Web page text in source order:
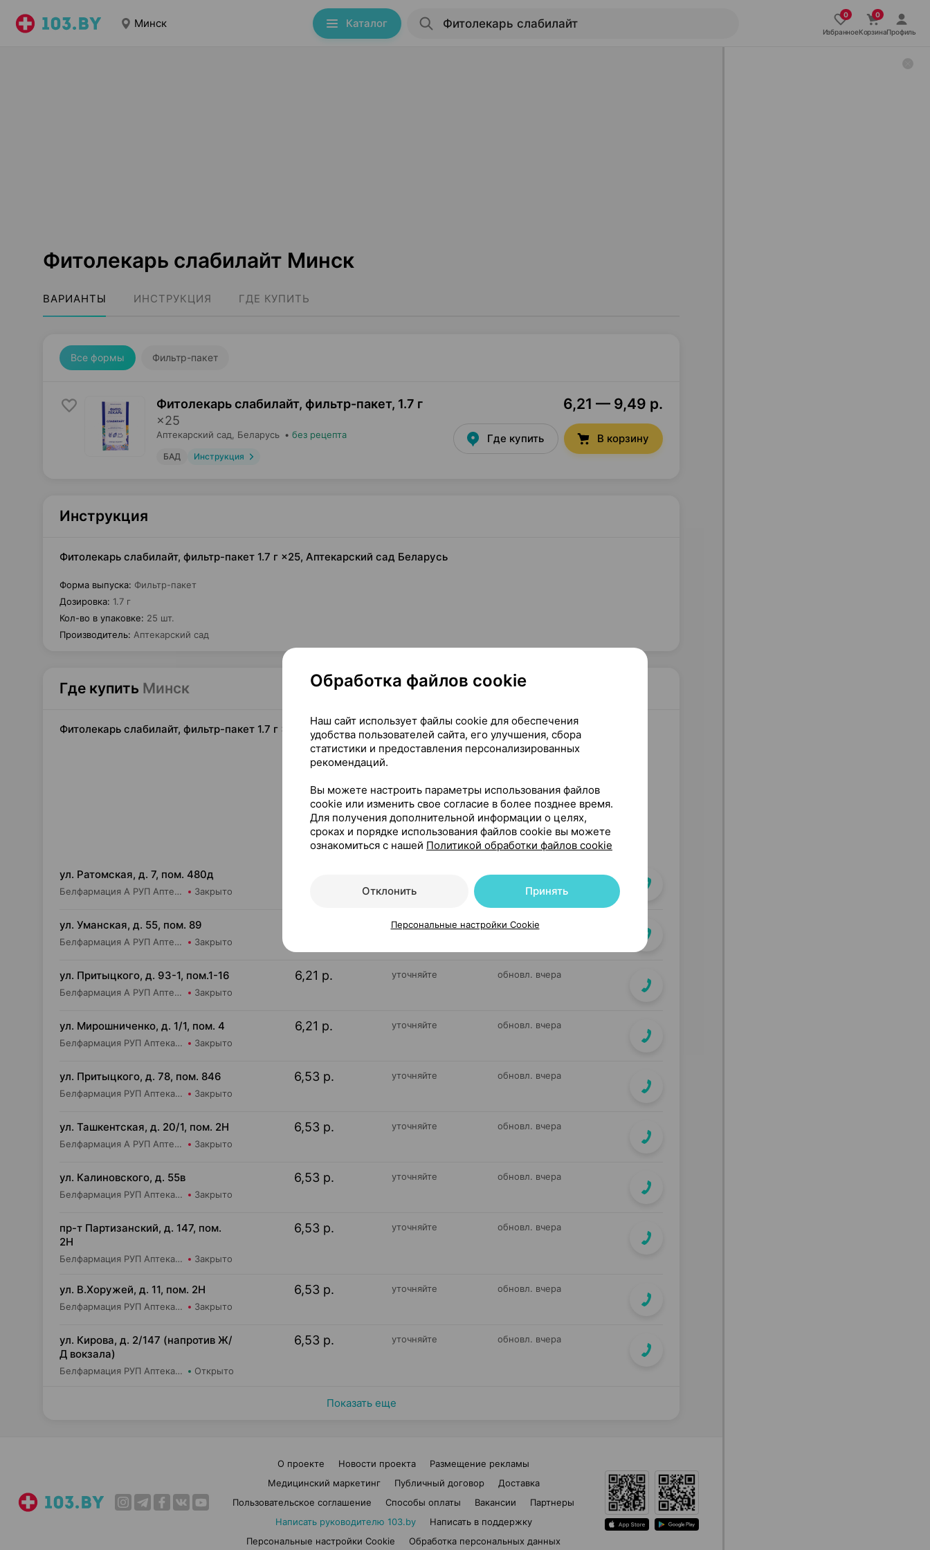
Минск Каталог
ИзбранноеКорзинаПрофиль
Фитолекарь слабилайт Минск
ВАРИАНТЫ ИНСТРУКЦИЯ ГДЕ КУПИТЬ
Все формы Фильтр-пакет
Фитолекарь слабилайт, фильтр-пакет, 1.7 г
×25
Аптекарский сад , Беларусь • без рецепта
БАД Инструкция
6,21 — 9,49 р.
Где купить В корзину
Инструкция
Фитолекарь слабилайт, фильтр-пакет 1.7 г ×25, Аптекарский сад Беларусь
Форма выпуска: Фильтр-пакет
Дозировка: 1.7 г
Кол-во в упаковке: 25 шт.
Производитель: Аптекарский сад
Где купить Минск
Фитолекарь слабилайт, фильтр-пакет 1.7 г ×25, Аптекарский сад Беларусь
На карте
221
ул. Ратомская, д. 7, пом. 480д
Белфармация А РУП Аптека №59 Закрыто
обновл. вчера
ул. Уманская, д. 55, пом. 89
Белфармация А РУП Аптека №39 Закрыто
уточняйте обновл. вчера
ул. Притыцкого, д. 93-1, пом.1-16
Белфармация А РУП Аптека №91 Закрыто
6,21 р. уточняйте обновл. вчера
ул. Мирошниченко, д. 1/1, пом. 4
Белфармация РУП Аптека №75 Закрыто
6,21 р. уточняйте обновл. вчера
ул. Притыцкого, д. 78, пом. 846
Белфармация РУП Аптека №106 Закрыто
6,53 р. уточняйте обновл. вчера
ул. Ташкентская, д. 20/1, пом. 2Н
Белфармация А РУП Аптека №45 Закрыто
6,53 р. уточняйте обновл. вчера
ул. Калиновского, д. 55в
Белфармация РУП Аптека №55 Закрыто
6,53 р. уточняйте обновл. вчера
пр-т Партизанский, д. 147, пом.
2Н
Белфармация РУП Аптека №54 Закрыто
6,53 р. уточняйте обновл. вчера
ул. В.Хоружей, д. 11, пом. 2Н
Белфармация РУП Аптека №9 Закрыто
6,53 р. уточняйте обновл. вчера
ул. Кирова, д. 2/147 (напротив Ж/
Д вокзала)
Белфармация РУП Аптека №19 (дежурная) Открыто
6,53 р. уточняйте обновл. вчера
Показать еще
О проекте Новости проекта
Размещение рекламы
Медицинский маркетинг
Публичный договор
Доставка
Пользовательское соглашение
Способы оплаты Вакансии
Партнеры
Написать руководителю 103.by
Написать в поддержку
Персональные настройки Cookie
Обработка персональных данных
Обработка файлов cookie
Наш сайт использует файлы cookie для обеспечения
удобства пользователей сайта, его улучшения, сбора
статистики и предоставления персонализированных
рекомендаций.
Вы можете настроить параметры использования файлов
cookie или изменить свое согласие в более позднее время.
Для получения дополнительной информации о целях,
сроках и порядке использования файлов cookie вы можете
ознакомиться с нашей Политикой обработки файлов cookie
Отклонить Принять
Персональные настройки Cookie